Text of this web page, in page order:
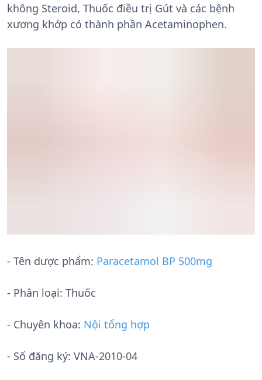
không Steroid, Thuốc điều trị Gút và các bệnh
xương khớp có thành phần Acetaminophen.
- Tên dược phẩm: Paracetamol BP 500mg
- Phân loại: Thuốc
- Chuyên khoa: Nội tổng hợp
- Số đăng ký: VNA-2010-04